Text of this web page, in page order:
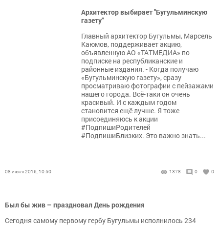
Архитектор выбирает "Бугульминскую
газету"
Главный архитектор Бугульмы, Марсель
Каюмов, поддерживает акцию,
объявленную АО «ТАТМЕДИА» по
подписке на республиканские и
районные издания. - Когда получаю
«Бугульминскую газету», сразу
просматриваю фотографии с пейзажами
нашего города. Всё-таки он очень
красивый. И с каждым годом
становится ещё лучше. Я тоже
присоединяюсь к акции
#ПодпишиРодителей
#ПодпишиБлизких. Это важно знать...
08 июня 2016, 10:50 1378 0 0
Был бы жив – праздновал День рождения
Сегодня самому первому гербу Бугульмы исполнилось 234